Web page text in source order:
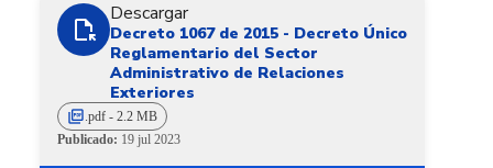
file_open
Descargar
Decreto 1067 de 2015 - Decreto Único
Reglamentario del Sector
Administrativo de Relaciones
Exteriores
picture_as_pdf.pdf - 2.2 MB
Publicado: 19 jul 2023